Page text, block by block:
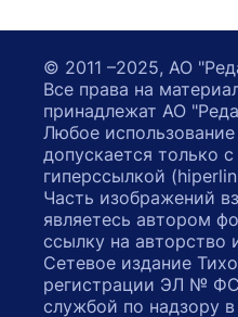
© 2011 –2025, АО
Все права на
принадлежат АО
Любое
допускается только
гиперссылкой
Часть изображений
являетесь автором
ссылку на
Сетевое издание
регистрации ЭЛ №
службой по надзору